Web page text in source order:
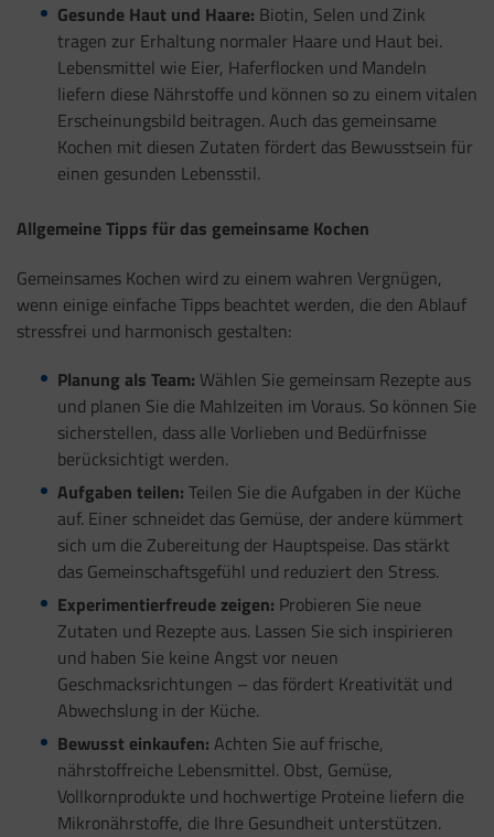
Gesunde Haut und Haare: Biotin, Selen und Zink
tragen zur Erhaltung normaler Haare und Haut bei.
Lebensmittel wie Eier, Haferflocken und Mandeln
liefern diese Nährstoffe und können so zu einem vitalen
Erscheinungsbild beitragen. Auch das gemeinsame
Kochen mit diesen Zutaten fördert das Bewusstsein für
einen gesunden Lebensstil.
Allgemeine Tipps für das gemeinsame Kochen
Gemeinsames Kochen wird zu einem wahren Vergnügen,
wenn einige einfache Tipps beachtet werden, die den Ablauf
stressfrei und harmonisch gestalten:
Planung als Team: Wählen Sie gemeinsam Rezepte aus
und planen Sie die Mahlzeiten im Voraus. So können Sie
sicherstellen, dass alle Vorlieben und Bedürfnisse
berücksichtigt werden.
Aufgaben teilen: Teilen Sie die Aufgaben in der Küche
auf. Einer schneidet das Gemüse, der andere kümmert
sich um die Zubereitung der Hauptspeise. Das stärkt
das Gemeinschaftsgefühl und reduziert den Stress.
Experimentierfreude zeigen: Probieren Sie neue
Zutaten und Rezepte aus. Lassen Sie sich inspirieren
und haben Sie keine Angst vor neuen
Geschmacksrichtungen – das fördert Kreativität und
Abwechslung in der Küche.
Bewusst einkaufen: Achten Sie auf frische,
nährstoffreiche Lebensmittel. Obst, Gemüse,
Vollkornprodukte und hochwertige Proteine liefern die
Mikronährstoffe, die Ihre Gesundheit unterstützen.